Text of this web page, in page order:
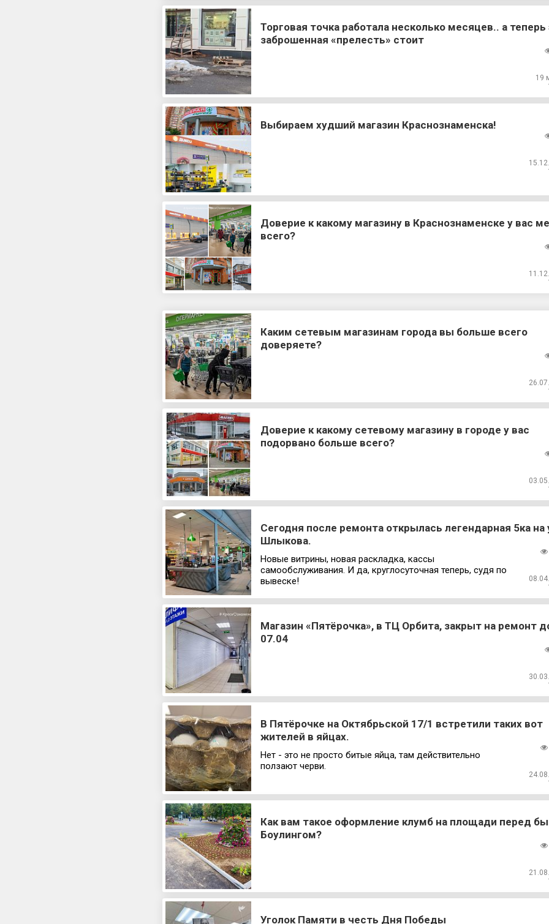
Торговая точка работала несколько месяцев.. а теперь
заброшенная «прелесть» стоит
19
Выбираем худший магазин Краснознаменска!
Доверие к какому магазину в Краснознаменске у вас
всего?
Каким сетевым магазинам города вы больше всего
доверяете?
Доверие к какому сетевому магазину в городе у вас
подорвано больше всего?
Сегодня после ремонта открылась легендарная 5ка на
Шлыкова.
Новые витрины, новая раскладка, кассы
самообслуживания. И да, круглосуточная теперь, судя по
вывеске!
Магазин «Пятёрочка», в ТЦ Орбита, закрыт на ремонт
07.04
В Пятёрочке на Октябрьской 17/1 встретили таких вот
жителей в яйцах.
Нет - это не просто битые яйца, там действительно
ползают черви.
Как вам такое оформление клумб на площади перед
Боулингом?
Уголок Памяти в честь Дня Победы